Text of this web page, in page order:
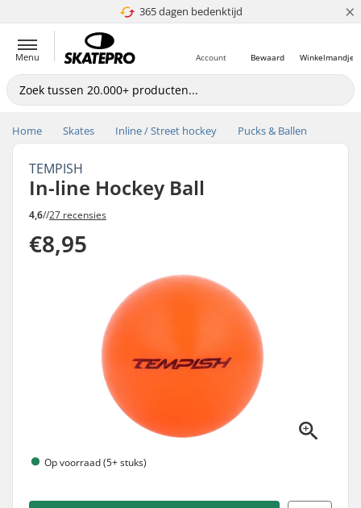
365 dagen bedenktijd
4.8 van 5 ×
Menu Winkelmandje
Bewaard
Account
Home Skates Inline / Street hockey Pucks & Ballen
TEMPISH
In-line Hockey Ball
4,6//27 recensies
€8,95
Op voorraad (5+ stuks)